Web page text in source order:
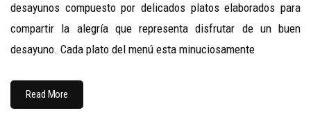
desayunos compuesto por delicados platos elaborados para
compartir la alegría que representa disfrutar de un buen
desayuno. Cada plato del menú esta minuciosamente
Read More